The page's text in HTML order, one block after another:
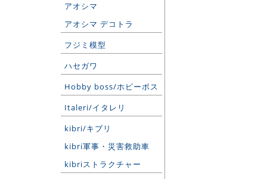
アオシマ
アオシマ デコトラ
フジミ模型
ハセガワ
Hobby boss/ホビーボス
Italeri/イタレリ
kibri/キブリ
kibri軍事・災害救助車
kibriストラクチャー